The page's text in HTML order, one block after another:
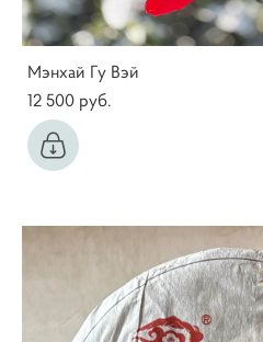
Мэнхай Гу Вэй
12 500 pуб.